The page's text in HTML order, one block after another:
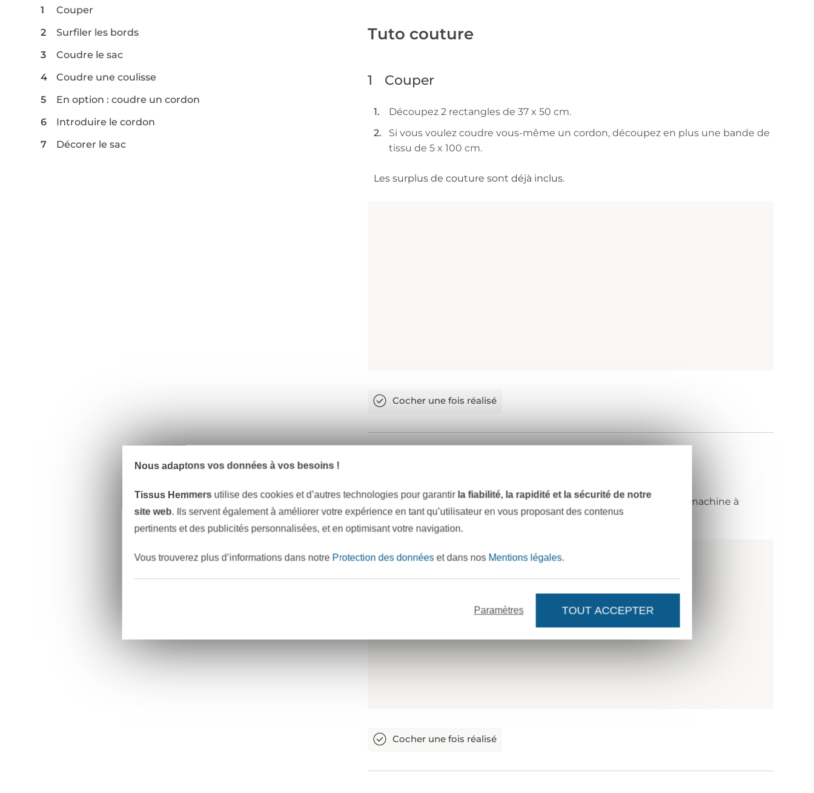
Couper
Surfiler les bords
Coudre le sac
Coudre une coulisse
En option : coudre un cordon
Introduire le cordon
Décorer le sac
Tuto couture
1 Couper
Découpez 2 rectangles de 37 x 50 cm.
Si vous voulez coudre vous-même un cordon, découpez en plus une bande de
tissu de 5 x 100 cm.
Les surplus de couture sont déjà inclus.
Surfilez tous les bords coupés avec un point zigzag à l’aide d’une machine à
coudre ou une surjeteuse.
Nous adaptons vos données à vos besoins !
Tissus Hemmers utilise des cookies et d’autres technologies pour garantir la fiabilité, la rapidité et la sécurité de notre
site web. Ils servent également à améliorer votre expérience en tant qu’utilisateur en vous proposant des contenus
pertinents et des publicités personnalisées, et en optimisant votre navigation.
Vous trouverez plus d’informations dans notre Protection des donnéeset dans nos Mentions légales.
Paramètres TOUT ACCEPTER